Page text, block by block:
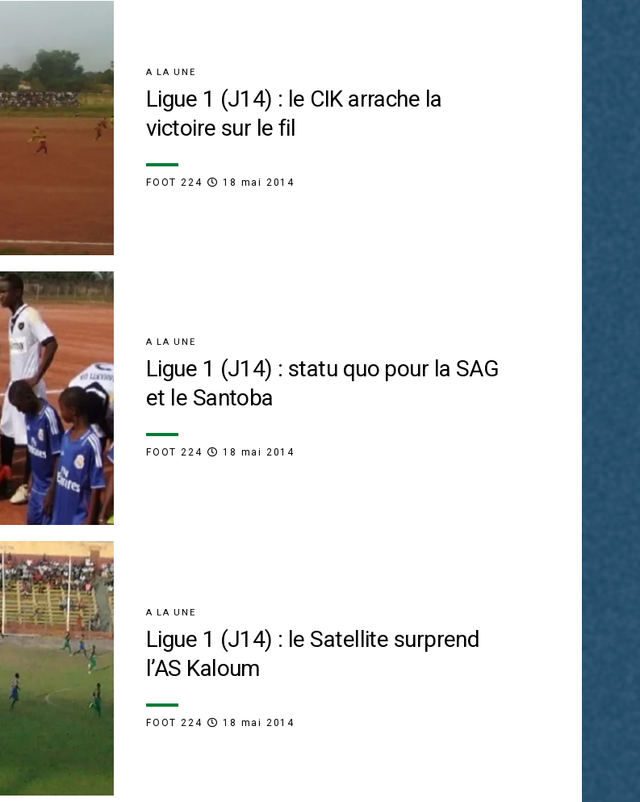
A LA UNE
Ligue 1 (J14) : le CIK arrache la
victoire sur le fil
FOOT 224 18 mai 2014
A LA UNE
Ligue 1 (J14) : statu quo pour la SAG
et le Santoba
FOOT 224 18 mai 2014
A LA UNE
Ligue 1 (J14) : le Satellite surprend
l’AS Kaloum
FOOT 224 18 mai 2014